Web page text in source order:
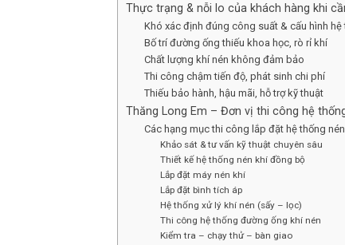
Thực trạng & nỗi lo của khách hàng khi
Khó xác định đúng công suất & cấu hình hệ
Bố trí đường ống thiếu khoa học, rò rỉ khí
Chất lượng khí nén không đảm bảo
Thi công chậm tiến độ, phát sinh chi phí
Thiếu bảo hành, hậu mãi, hỗ trợ kỹ thuật
Thăng Long Em – Đơn vị thi công hệ
Các hạng mục thi công lắp đặt hệ thống
Khảo sát & tư vấn kỹ thuật chuyên sâu
Thiết kế hệ thống nén khí đồng bộ
Lắp đặt máy nén khí
Lắp đặt bình tích áp
Hệ thống xử lý khí nén (sấy – lọc)
Thi công hệ thống đường ống khí nén
Kiểm tra – chạy thử – bàn giao